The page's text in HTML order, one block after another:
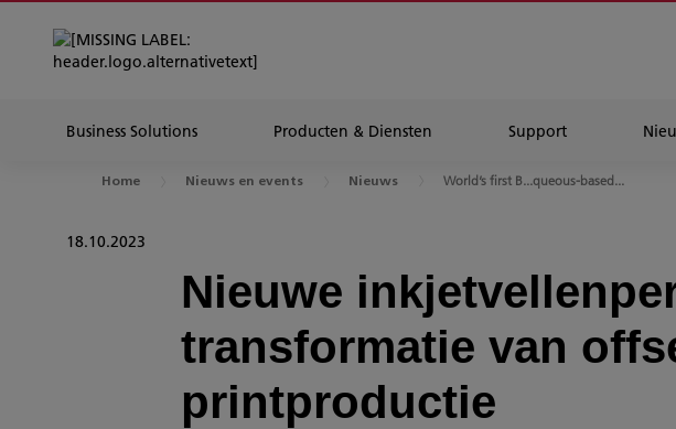
Business Solutions Producten & Diensten Support
Home Nieuws en events Nieuws World’s first B...queous-based...
18.10.2023
Nieuwe
transformatie van
printproductie